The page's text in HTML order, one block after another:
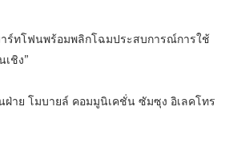
ร์ทโฟนพร้อมพลิกโฉมประสบการณ์การใช้
ชิง”
ฝ่าย โมบายล์ คอมมูนิเคชั่น ซัมซุง อิเลคโทร